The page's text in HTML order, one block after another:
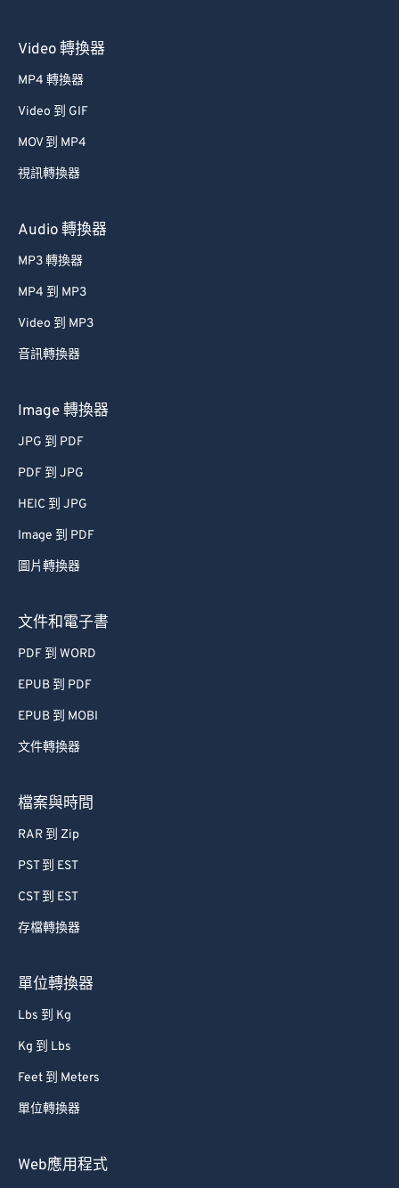
Video 轉換器
MP4 轉換器
Video 到 GIF
MOV 到 MP4
視訊轉換器
Audio 轉換器
MP3 轉換器
MP4 到 MP3
Video 到 MP3
音訊轉換器
Image 轉換器
JPG 到 PDF
PDF 到 JPG
HEIC 到 JPG
Image 到 PDF
圖片轉換器
文件和電子書
PDF 到 WORD
EPUB 到 PDF
EPUB 到 MOBI
文件轉換器
檔案與時間
RAR 到 Zip
PST 到 EST
CST 到 EST
存檔轉換器
單位轉換器
Lbs 到 Kg
Kg 到 Lbs
Feet 到 Meters
單位轉換器
Web應用程式